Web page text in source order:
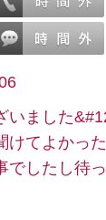
いました
けてよかっ
でしたし待